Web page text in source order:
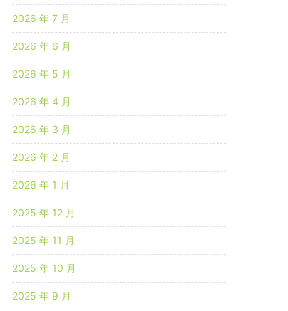
2026 年 7 月
2026 年 6 月
2026 年 5 月
2026 年 4 月
2026 年 3 月
2026 年 2 月
2026 年 1 月
2025 年 12 月
2025 年 11 月
2025 年 10 月
2025 年 9 月